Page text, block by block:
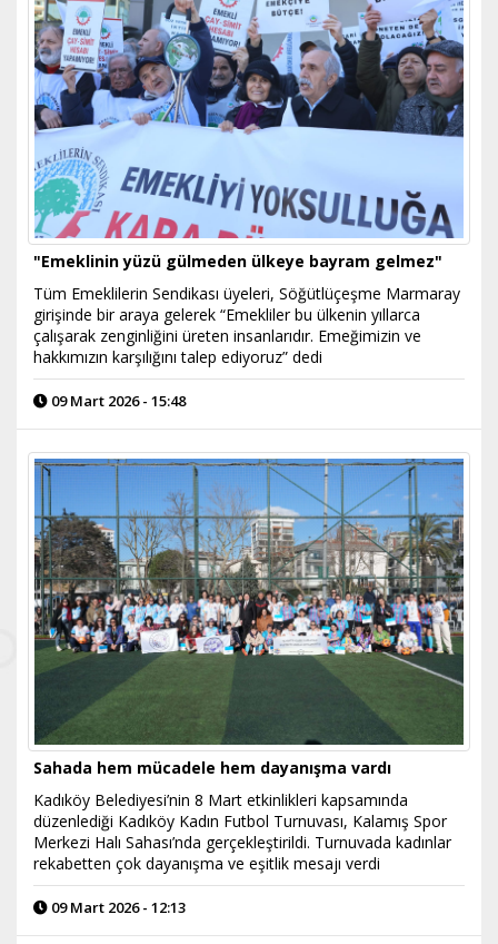
"Emeklinin yüzü gülmeden ülkeye bayram gelmez"
Tüm Emeklilerin Sendikası üyeleri, Söğütlüçeşme Marmaray
girişinde bir araya gelerek “Emekliler bu ülkenin yıllarca
çalışarak zenginliğini üreten insanlarıdır. Emeğimizin ve
hakkımızın karşılığını talep ediyoruz” dedi
09 Mart 2026 - 15:48
Sahada hem mücadele hem dayanışma vardı
Kadıköy Belediyesi’nin 8 Mart etkinlikleri kapsamında
düzenlediği Kadıköy Kadın Futbol Turnuvası, Kalamış Spor
Merkezi Halı Sahası’nda gerçekleştirildi. Turnuvada kadınlar
rekabetten çok dayanışma ve eşitlik mesajı verdi
09 Mart 2026 - 12:13